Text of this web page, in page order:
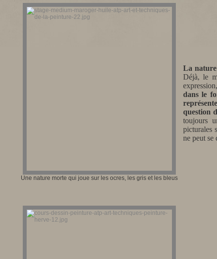
Une nature morte qui joue sur les ocres, les gris et les bleus
La
Déjà, le
dans le
question
toujours
picturales
ne peut se